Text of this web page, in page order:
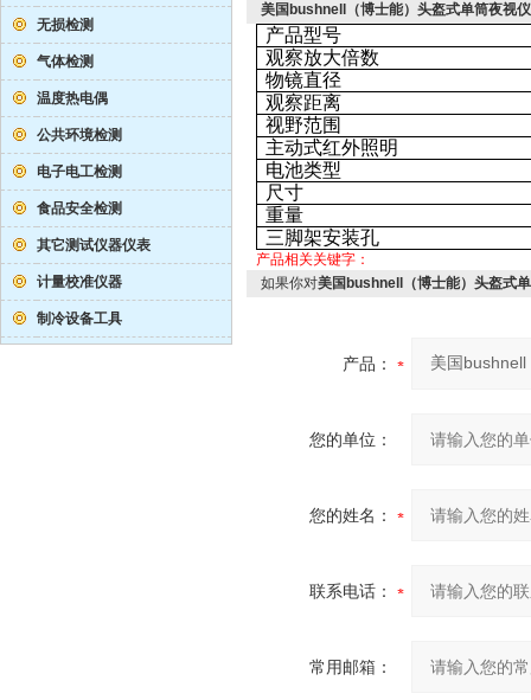
无损检测
气体检测
温度热电偶
公共环境检测
电子电工检测
食品安全检测
其它测试仪器仪表
计量校准仪器
制冷设备工具
美国bushnell（博士能）头盔式单筒夜视
产品型号
观察放大倍数
物镜直径
观察距离
视野范围
主动式红外照明
电池类型
尺寸
重量
三脚架安装孔
产品相关关键字：
如果你对美国bushnell（博士能）头盔式
产品：
您的单位：
您的姓名：
联系电话：
常用邮箱：